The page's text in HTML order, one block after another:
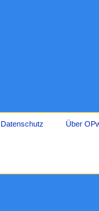
Datenschutz Über